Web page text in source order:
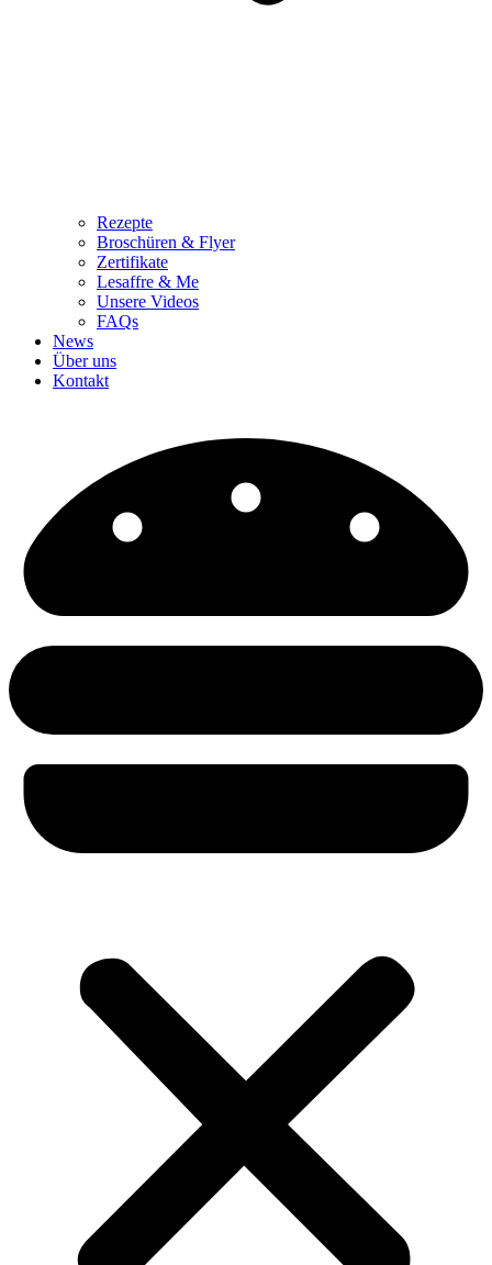
Rezepte
Broschüren & Flyer
Zertifikate
Lesaffre & Me
Unsere Videos
FAQs
News
Über uns
Kontakt